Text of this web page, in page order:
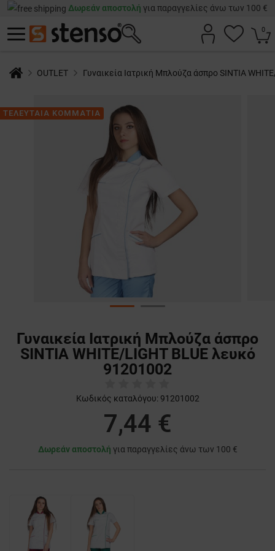
Δωρεάν αποστολή για παραγγελίες άνω των 100 €
0
OUTLET Γυναικεία Ιατρική Μπλούζα άσπρο SINTIA
ΤΕΛΕΥΤΑΙΑ ΚΟΜΜΑΤΙΑ
Γυναικεία Ιατρική Μπλούζα άσπρο
SINTIA WHITE/LIGHT BLUE λευκό
91201002
Κωδικός καταλόγου: 91201002
7,44 €
Δωρεάν αποστολή για παραγγελίες άνω των 100 €